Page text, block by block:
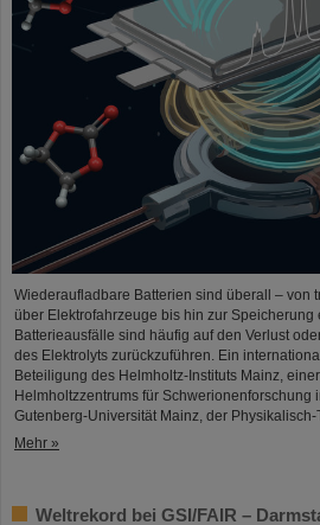
Wiederaufladbare Batterien sind überall – von
über Elektrofahrzeuge bis hin zur
Batterieausfälle sind häufig auf den Verlust
des Elektrolyts zurückzuführen. Ein
Beteiligung des Helmholtz-Instituts Mainz,
Helmholtzzentrums für Schwerionenforschung
Gutenberg-Universität Mainz, der
Mehr »
Weltrekord bei GSI/FAIR –